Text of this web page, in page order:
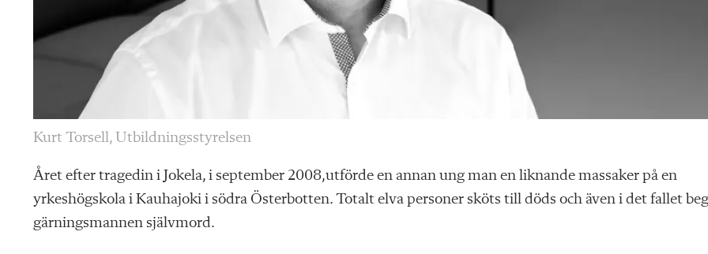
Kurt Torsell, Utbildningsstyrelsen
Året efter tragedin i Jokela, i september 2008,utförde en annan ung man en liknande massaker på en
yrkeshögskola i Kauhajoki i södra Österbotten. Totalt elva personer sköts till döds och även i det fallet
gärningsmannen självmord.